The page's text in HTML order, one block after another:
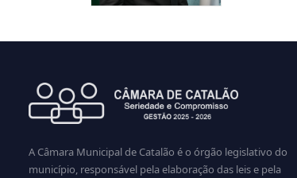
MESQUITA
vereador
A Câmara Municipal de Catalão é o órgão legislativo do
município, responsável pela elaboração das leis e pela